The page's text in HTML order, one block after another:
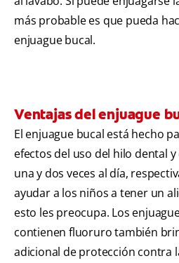
más probable es que pueda
enjuague bucal.
Ventajas del enjuague
El enjuague bucal está hecho
efectos del uso del hilo dental
una y dos veces al día,
ayudar a los niños a tener un
esto les preocupa. Los
contienen fluoruro también
adicional de protección contra